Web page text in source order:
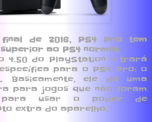
de 2016, PS4 Pro tem
ao PS4 normal.
4.50 do PlayStation 4 trará
para o PS4 Pro: o
Basicamente, ele dá uma
para jogos que não foram
para usar o poder de
extra do aparelho.